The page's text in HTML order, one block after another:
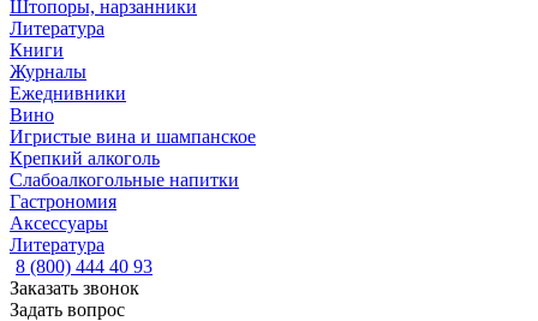
Штопоры, нарзанники
Литература
Книги
Журналы
Ежеднивники
Вино
Игристые вина и шампанское
Крепкий алкоголь
Слабоалкогольные напитки
Гастрономия
Аксессуары
Литература
8 (800) 444 40 93
Заказать звонок
Задать вопрос